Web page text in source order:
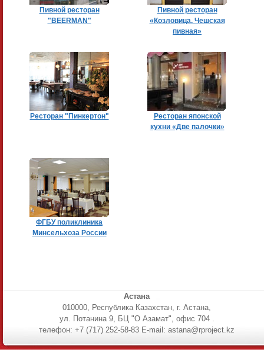
Пивной ресторан
"BEERMAN"
Пивной ресторан
«Козловица. Чешская
пивная»
Ресторан "Пинкертон"
Ресторан японской
кухни «Две палочки»
ФГБУ поликлиника
Минсельхоза России
Астана
010000, Республика Казахстан, г. Астана,
ул. Потанина 9, БЦ "О Азамат", офис 704 .
телефон: +7 (717) 252-58-83 E-mail: astana@rproject.kz